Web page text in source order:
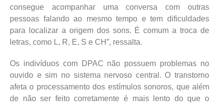
consegue acompanhar uma conversa com outras
pessoas falando ao mesmo tempo e tem dificuldades
para localizar a origem dos sons. É comum a troca de
letras, como L, R, E, S e CH”, ressalta.
Os indivíduos com DPAC não possuem problemas no
ouvido e sim no sistema nervoso central. O transtorno
afeta o processamento dos estímulos sonoros, que além
de não ser feito corretamente é mais lento do que o